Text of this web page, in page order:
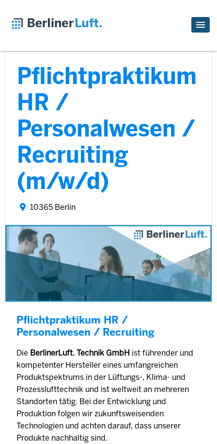
Pflichtpraktikum
HR /
Personalwesen /
Recruiting
(m/w/d)
10365 Berlin
Pflichtpraktikum HR /
Personalwesen / Recruiting
Die BerlinerLuft. Technik GmbH ist führender und
kompetenter Hersteller eines umfangreichen
Produktspektrums in der Lüftungs-, Klima- und
Prozesslufttechnik und ist weltweit an mehreren
Standorten tätig. Bei der Entwicklung und
Produktion folgen wir zukunftsweisenden
Technologien und achten darauf, dass unserer
Produkte nachhaltig sind.